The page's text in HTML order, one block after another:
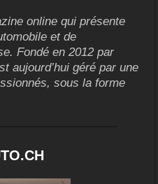
online qui présente
et de
Fondé en 2012 par
aujourd’hui géré par une
sous la forme